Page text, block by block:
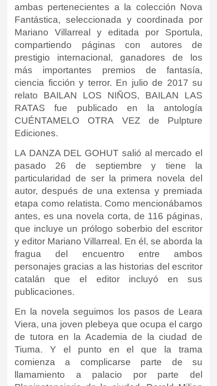
ambas pertenecientes a la colección Nova
Fantástica, seleccionada y coordinada por
Mariano Villarreal y editada por Sportula,
compartiendo páginas con autores de
prestigio internacional, ganadores de los
más importantes premios de fantasía,
ciencia ficción y terror. En julio de 2017 su
relato BAILAN LOS NIÑOS, BAILAN LAS
RATAS fue publicado en la antología
CUÉNTAMELO OTRA VEZ de Pulpture
Ediciones.
LA DANZA DEL GOHUT salió al mercado el
pasado 26 de septiembre y tiene la
particularidad de ser la primera novela del
autor, después de una extensa y premiada
etapa como relatista. Como mencionábamos
antes, es una novela corta, de 116 páginas,
que incluye un prólogo soberbio del escritor
y editor Mariano Villarreal. En él, se aborda la
fragua del encuentro entre ambos
personajes gracias a las historias del escritor
catalán que el editor incluyó en sus
publicaciones.
En la novela seguimos los pasos de Leara
Viera, una joven plebeya que ocupa el cargo
de tutora en la Academia de la ciudad de
Tiuma. Y el punto en el que la trama
comienza a complicarse parte de su
llamamiento a palacio por parte del